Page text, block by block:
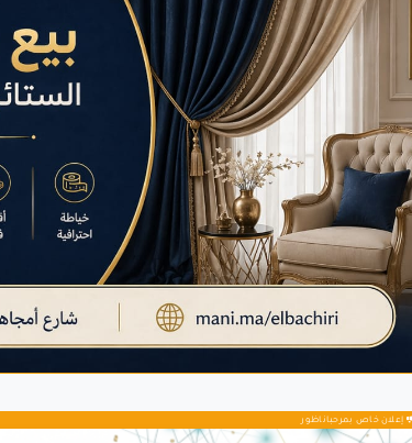
إعلان خاص بمرحباناظور